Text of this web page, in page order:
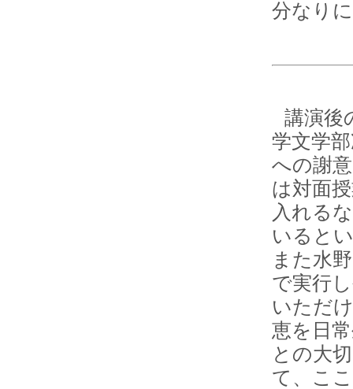
分なり
講演後
学文学
への謝
は対面
入れる
いると
また水
で実行
いただ
恵を日
との大
て、こ